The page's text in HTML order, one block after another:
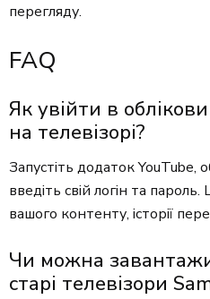
перегляду.
FAQ
Як увійти в
на телевізорі?
Запустіть додаток YouTube,
введіть свій логін та
вашого контенту, історії
Чи можна
старі телевізори